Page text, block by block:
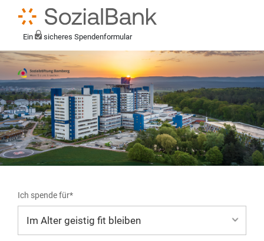
Ein sicheres Spendenformular
Ich spende für*